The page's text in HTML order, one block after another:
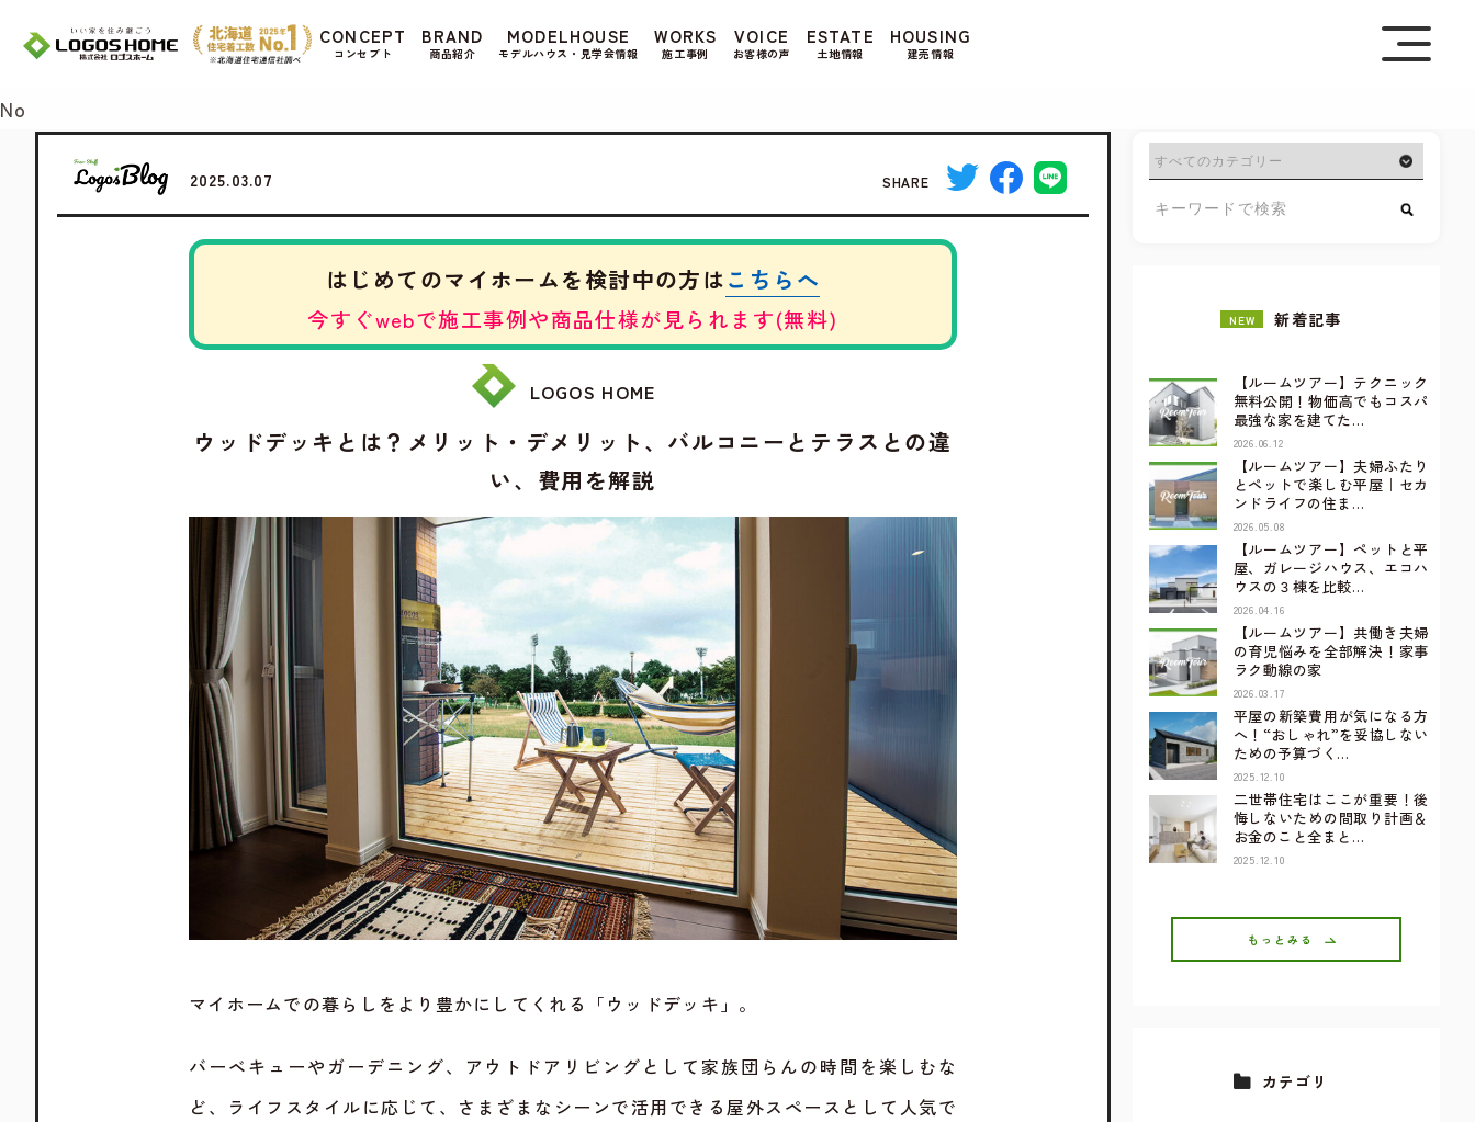
CONCEPT
コンセプト
BRAND
商品紹介
MODELHOUSE
モデルハウス・見学会情報
WORKS
施工事例
VOICE
お客様の声
ESTATE
土地情報
HOUSING
建売情報
2025.03.07 SHARE
はじめてのマイホームを検討中の方はこちらへ
今すぐwebで施工事例や商品仕様が見られます(無料)
LOGOS HOME
ウッドデッキとは？メリット・デメリット、バルコニーとテラスとの違
い、費用を解説
マイホームでの暮らしをより豊かにしてくれる「ウッドデッキ」。
バーベキューやガーデニング、アウトドアリビングとして家族団らんの時間を楽しむな
ど、ライフスタイルに応じて、さまざまなシーンで活用できる屋外スペースとして人気で
NEW 新着記事
【ルームツアー】テクニック
無料公開！物価高でもコスパ
最強な家を建てた…
2026.06.12
【ルームツアー】夫婦ふたり
とペットで楽しむ平屋｜セカ
ンドライフの住ま…
2026.05.08
【ルームツアー】ペットと平
屋、ガレージハウス、エコハ
ウスの３棟を比較…
2026.04.16
【ルームツアー】共働き夫婦
の育児悩みを全部解決！家事
ラク動線の家
2026.03.17
平屋の新築費用が気になる方
へ！“おしゃれ”を妥協しない
ための予算づく…
2025.12.10
二世帯住宅はここが重要！後
悔しないための間取り計画＆
お金のこと全まと…
2025.12.10
もっとみる
カテゴリ
Cookie を使用して、お客様の活動を追跡してもよろしいですか? 当社ではお客様のプライバシーを極めて重視しています。詳細について、およびご質問
がある場合は、当社のプライバシーポリシーをご覧ください。
No